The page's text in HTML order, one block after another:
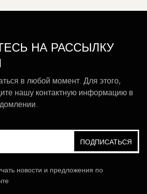
НА РАССЫЛКУ
в любой момент. Для этого,
нашу контактную информацию в
новости и предложения по